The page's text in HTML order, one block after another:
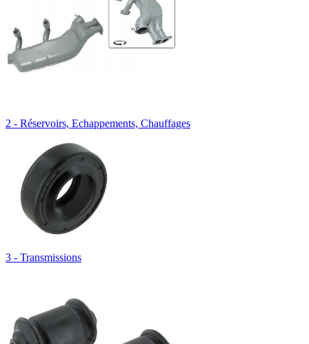
2 - Réservoirs, Echappements, Chauffages
3 - Transmissions